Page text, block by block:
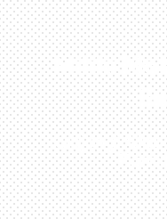
Miliki
Kunjungi
Kami